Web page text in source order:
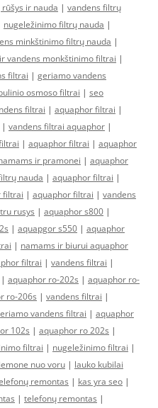
ir nauda | vandens filtrų
nugeležinimo filtrų nauda |
minkštinimo filtrų nauda |
vandens monkštinimo filtrai |
filtrai | geriamo vandens
osmoso filtrai | seo
filtrai | aquaphor filtrai |
| vandens filtrai aquaphor |
| aquaphor filtrai | aquaphor
ir pramonei | aquaphor
nauda | aquaphor filtrai |
filtrai | aquaphor filtrai | vandens
rusys | aquaphor s800 |
| aquapgor s550 | aquaphor
| namams ir biurui aquaphor
filtrai | vandens filtrai |
| aquaphor ro-202s | aquaphor ro-
ro-206s | vandens filtrai |
vandens filtrai | aquaphor
102s | aquaphor ro 202s |
filtrai | nugeležinimo filtrai |
nuo voru | lauko kubilai
remontas | kas yra seo |
| telefonų remontas |